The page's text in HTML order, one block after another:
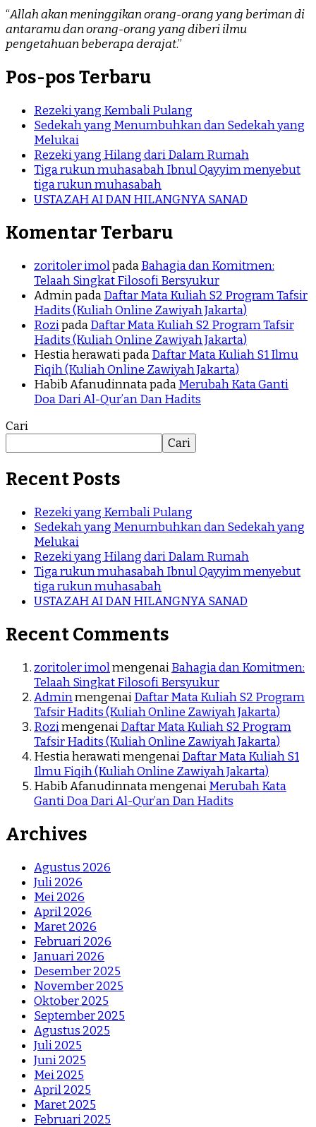
“Allah akan meninggikan orang-orang yang beriman di
antaramu dan orang-orang yang diberi ilmu
pengetahuan beberapa derajat.”
Pos-pos Terbaru
Rezeki yang Kembali Pulang
Sedekah yang Menumbuhkan dan Sedekah yang
Melukai
Rezeki yang Hilang dari Dalam Rumah
Tiga rukun muhasabah Ibnul Qayyim menyebut
tiga rukun muhasabah
USTAZAH AI DAN HILANGNYA SANAD
Komentar Terbaru
zoritoler imolpadaBahagia dan Komitmen:
Telaah Singkat Filosofi Bersyukur
AdminpadaDaftar Mata Kuliah S2 Program Tafsir
Hadits (Kuliah Online Zawiyah Jakarta)
RozipadaDaftar Mata Kuliah S2 Program Tafsir
Hadits (Kuliah Online Zawiyah Jakarta)
Hestia herawatipadaDaftar Mata Kuliah S1 Ilmu
Fiqih (Kuliah Online Zawiyah Jakarta)
Habib AfanudinnatapadaMerubah Kata Ganti
Doa Dari Al-Qur’an Dan Hadits
Cari
Cari
Recent Posts
Rezeki yang Kembali Pulang
Sedekah yang Menumbuhkan dan Sedekah yang
Melukai
Rezeki yang Hilang dari Dalam Rumah
Tiga rukun muhasabah Ibnul Qayyim menyebut
tiga rukun muhasabah
USTAZAH AI DAN HILANGNYA SANAD
Recent Comments
zoritoler imolmengenaiBahagia dan Komitmen:
Telaah Singkat Filosofi Bersyukur
AdminmengenaiDaftar Mata Kuliah S2 Program
Tafsir Hadits (Kuliah Online Zawiyah Jakarta)
RozimengenaiDaftar Mata Kuliah S2 Program
Tafsir Hadits (Kuliah Online Zawiyah Jakarta)
Hestia herawatimengenaiDaftar Mata Kuliah S1
Ilmu Fiqih (Kuliah Online Zawiyah Jakarta)
Habib AfanudinnatamengenaiMerubah Kata
Ganti Doa Dari Al-Qur’an Dan Hadits
Archives
Agustus 2026
Juli 2026
Mei 2026
April 2026
Maret 2026
Februari 2026
Januari 2026
Desember 2025
November 2025
Oktober 2025
September 2025
Agustus 2025
Juli 2025
Juni 2025
Mei 2025
April 2025
Maret 2025
Februari 2025